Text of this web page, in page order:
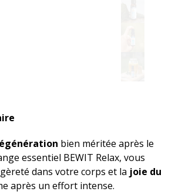
bien méritée après le
essentiel BEWIT Relax, vous
dans votre corps et la joie du
après un effort intense.